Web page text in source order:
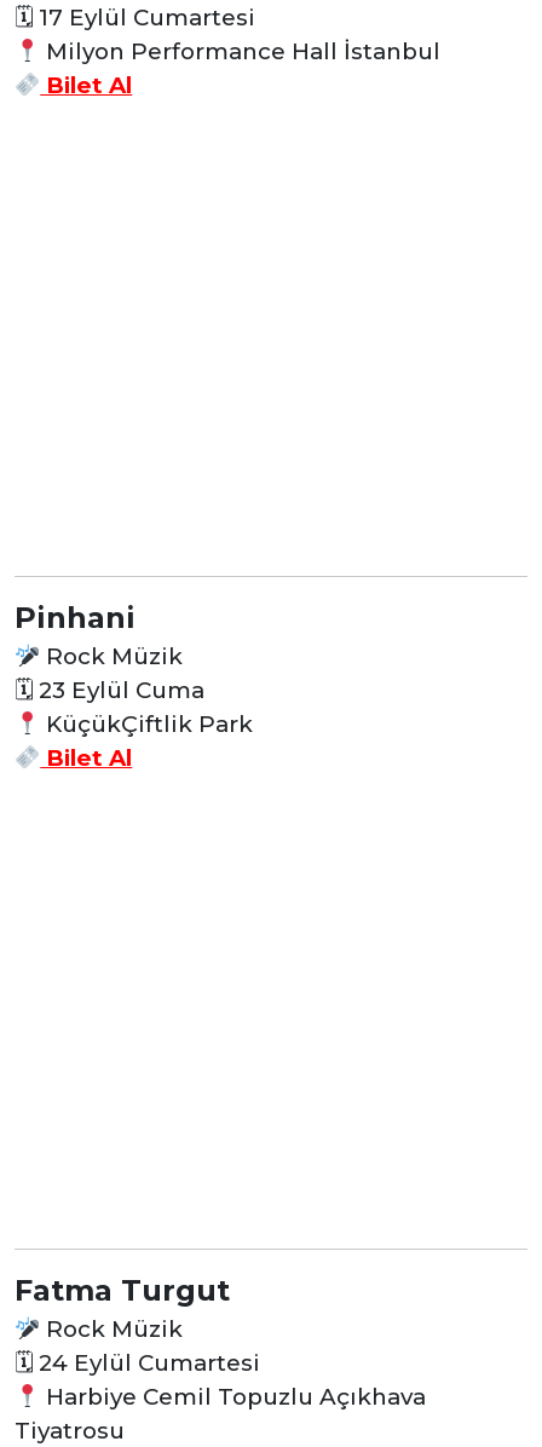
🗓 17 Eylül Cumartesi
Milyon Performance Hall İstanbul
Bilet Al
Pinhani
Rock Müzik
🗓 23 Eylül Cuma
KüçükÇiftlik Park
Bilet Al
Fatma Turgut
Rock Müzik
🗓 24 Eylül Cumartesi
Harbiye Cemil Topuzlu Açıkhava
Tiyatrosu